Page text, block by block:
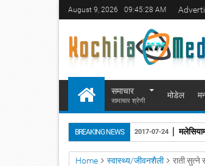
August 9, 2026 09:45:29 AM
समाचार
सामाचार श्रेणी
मोडेल
BREAKING NEWS 2017-07-24
Home स्वास्थ्य/जीवनशैली राती सुत्ने